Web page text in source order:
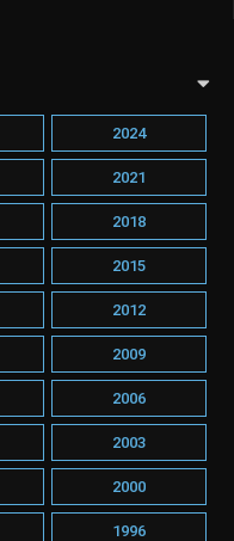
2024
2021
2018
2015
2012
2009
2006
2003
2000
1996